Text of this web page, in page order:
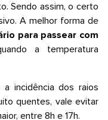
Sendo assim, o certo
A melhor forma de
para passear com
a temperatura
incidência dos raios
quentes, vale evitar
entre 8h e 17h.